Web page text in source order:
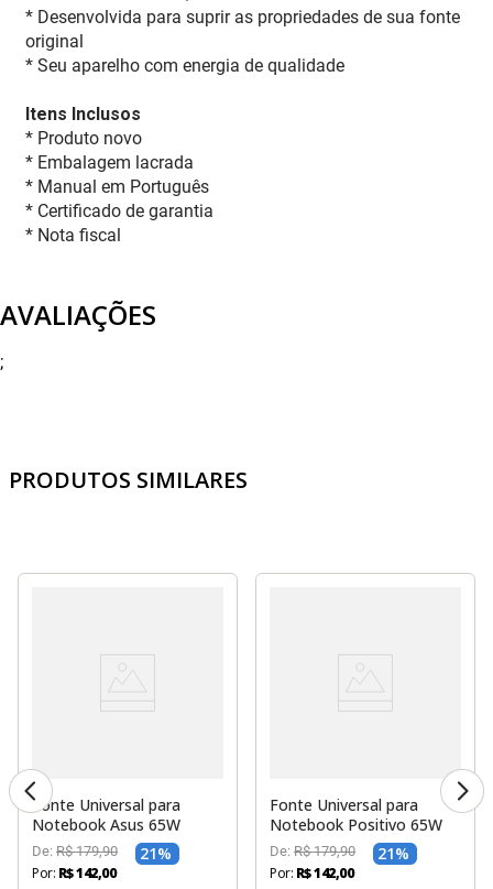
* Desenvolvida para suprir as propriedades de sua fonte
original
* Seu aparelho com energia de qualidade
Itens Inclusos
* Produto novo
* Embalagem lacrada
* Manual em Português
* Certificado de garantia
* Nota fiscal
AVALIAÇÕES
;
PRODUTOS SIMILARES
Fonte Universal para
Notebook Asus 65W
De: R$ 179,90 21%
Por: R$142,00
Fonte Universal para
Notebook Positivo 65W
De: R$ 179,90 21%
Por: R$142,00